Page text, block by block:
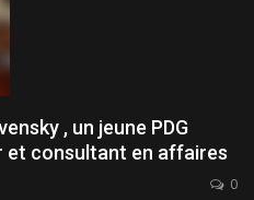
, un jeune PDG
et consultant en affaires
0